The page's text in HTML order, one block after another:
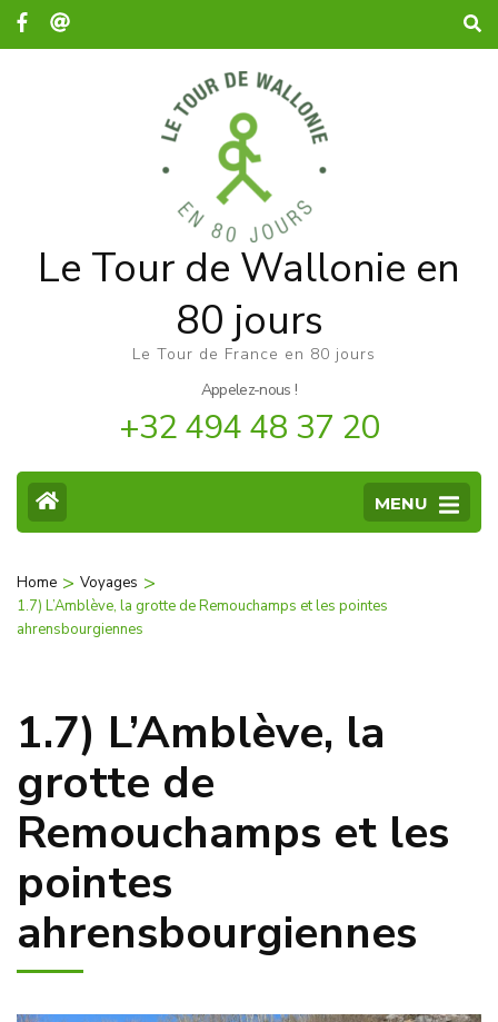
Le Tour de Wallonie en
80 jours
Le Tour de France en 80 jours
Appelez-nous !
+32 494 48 37 20
MENU
Home > Voyages >
1.7) L’Amblève, la grotte de Remouchamps et les pointes
ahrensbourgiennes
1.7) L’Amblève, la
grotte de
Remouchamps et les
pointes
ahrensbourgiennes